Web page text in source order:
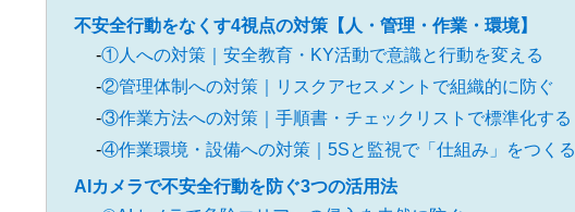
不安全行動をなくす4視点の対策【人・管理・作業・環境】
①人への対策｜安全教育・KY活動で意識と行動を変える
②管理体制への対策｜リスクアセスメントで組織的に防ぐ
③作業方法への対策｜手順書・チェックリストで標準化する
④作業環境・設備への対策｜5Sと監視で「仕組み」をつくる
AIカメラで不安全行動を防ぐ3つの活用法